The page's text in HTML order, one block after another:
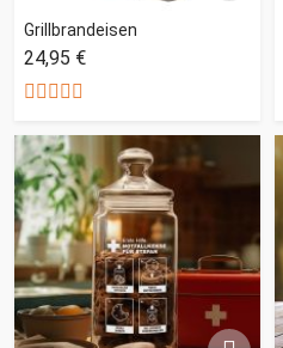
Grillbrandeisen
24,95 €